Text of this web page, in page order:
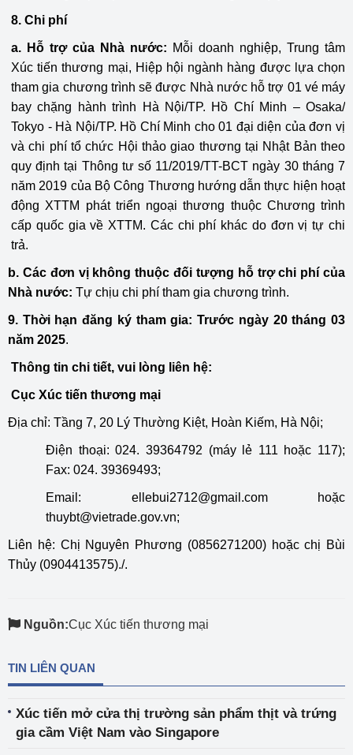
8. Chi phí
a. Hỗ trợ của Nhà nước: Mỗi doanh nghiệp, Trung tâm
Xúc tiến thương mại, Hiệp hội ngành hàng được lựa chọn
tham gia chương trình sẽ được Nhà nước hỗ trợ 01 vé máy
bay chặng hành trình Hà Nội/TP. Hồ Chí Minh – Osaka/
Tokyo - Hà Nội/TP. Hồ Chí Minh cho 01 đại diện của đơn vị
và chi phí tổ chức Hội thảo giao thương tại Nhật Bản theo
quy định tại Thông tư số 11/2019/TT-BCT ngày 30 tháng 7
năm 2019 của BộCông Thương hướng dẫn thực hiện hoạt
động XTTM phát triển ngoại thương thuộc Chương trình
cấp quốc gia về XTTM. Các chi phí khác do đơn vị tự chi
trả.
b. Các đơn vị không thuộc đối tượng hỗ trợ chi phí của
Nhà nước: Tự chịu chi phí tham gia chương trình.
9. Thời hạn đăng ký tham gia: Trước ngày 20 tháng 03
năm 2025.
Thông tin chi tiết, vui lòng liên hệ:
Cục Xúc tiến thương mại
Địa chỉ: Tầng 7, 20 Lý Thường Kiệt, Hoàn Kiếm, Hà Nội;
Điện thoại: 024. 39364792 (máy lẻ 111 hoặc 117);
Fax: 024. 39369493;
Email: ellebui2712@gmail.com hoặc
thuybt@vietrade.gov.vn;
Liên hệ: Chị Nguyên Phương (0856271200) hoặc chị Bùi
Thủy (0904413575)./.
Nguồn:Cục Xúc tiến thương mại
TIN LIÊN QUAN
Xúc tiến mở cửa thị trường sản phẩm thịt và trứng
gia cầm Việt Nam vào Singapore